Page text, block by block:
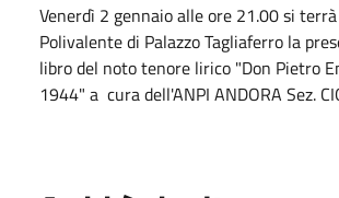
Venerdì 2 gennaio alle ore 21.00 si
Polivalente di Palazzo Tagliaferro la
libro del noto tenore lirico "Don Pietro
1944" a cura dell'ANPI ANDORA Sez.